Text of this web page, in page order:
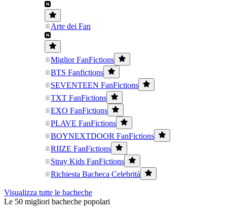
Arte dei Fan
Miglior FanFictions
BTS Fanfictions
SEVENTEEN FanFictions
TXT FanFictions
EXO FanFictions
PLAVE FanFictions
BOYNEXTDOOR FanFictions
RIIZE FanFictions
Stray Kids FanFictions
Richiesta Bacheca Celebrità
Visualizza tutte le bacheche
Le 50 migliori bacheche popolari